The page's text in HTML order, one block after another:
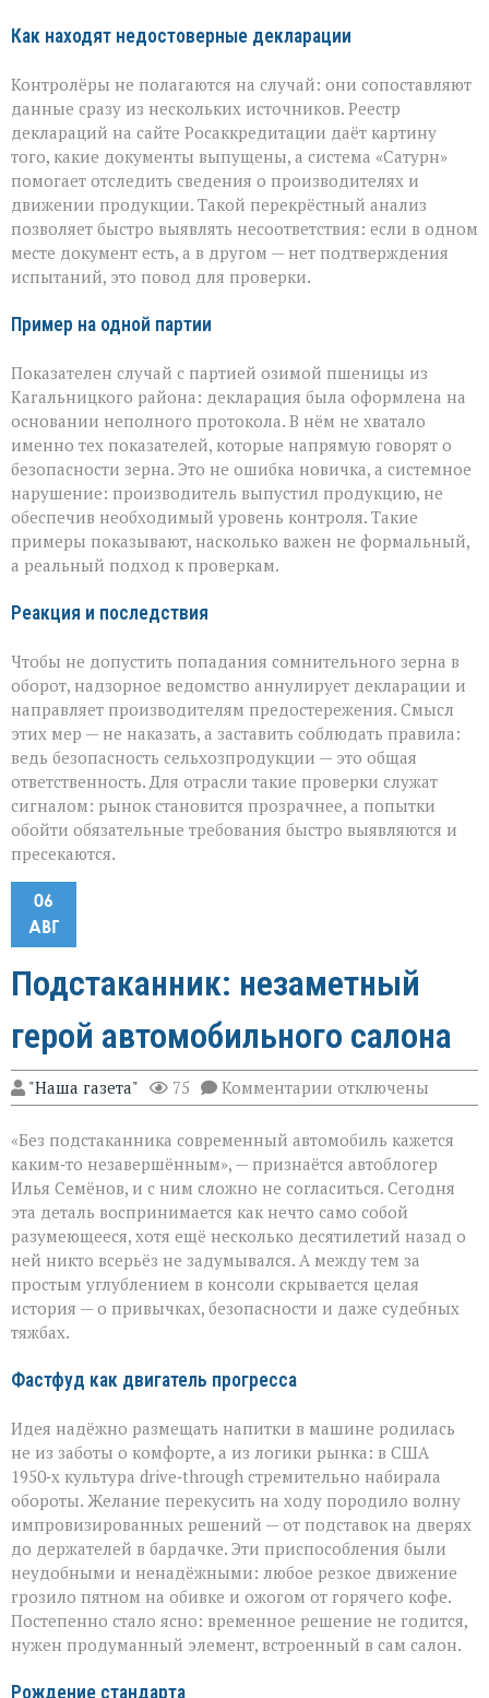
Как находят недостоверные декларации
Контролёры не полагаются на случай: они сопоставляют
данные сразу из нескольких источников. Реестр
деклараций на сайте Росаккредитации даёт картину
того, какие документы выпущены, а система «Сатурн»
помогает отследить сведения о производителях и
движении продукции. Такой перекрёстный анализ
позволяет быстро выявлять несоответствия: если в одном
месте документ есть, а в другом — нет подтверждения
испытаний, это повод для проверки.
Пример на одной партии
Показателен случай с партией озимой пшеницы из
Кагальницкого района: декларация была оформлена на
основании неполного протокола. В нём не хватало
именно тех показателей, которые напрямую говорят о
безопасности зерна. Это не ошибка новичка, а системное
нарушение: производитель выпустил продукцию, не
обеспечив необходимый уровень контроля. Такие
примеры показывают, насколько важен не формальный,
а реальный подход к проверкам.
Реакция и последствия
Чтобы не допустить попадания сомнительного зерна в
оборот, надзорное ведомство аннулирует декларации и
направляет производителям предостережения. Смысл
этих мер — не наказать, а заставить соблюдать правила:
ведь безопасность сельхозпродукции — это общая
ответственность. Для отрасли такие проверки служат
сигналом: рынок становится прозрачнее, а попытки
обойти обязательные требования быстро выявляются и
пресекаются.
06
АВГ
Подстаканник: незаметный
герой автомобильного салона
"Наша газета" 75 Комментарии к
записи
незаметный
герой
автомобильного
салона
отключены
«Без подстаканника современный автомобиль кажется
каким‑то незавершённым», — признаётся автоблогер
Илья Семёнов, и с ним сложно не согласиться. Сегодня
эта деталь воспринимается как нечто само собой
разумеющееся, хотя ещё несколько десятилетий назад о
ней никто всерьёз не задумывался. А между тем за
простым углублением в консоли скрывается целая
история — о привычках, безопасности и даже судебных
тяжбах.
Фастфуд как двигатель прогресса
Идея надёжно размещать напитки в машине родилась
не из заботы о комфорте, а из логики рынка: в США
1950‑х культура drive‑through стремительно набирала
обороты. Желание перекусить на ходу породило волну
импровизированных решений — от подставок на дверях
до держателей в бардачке. Эти приспособления были
неудобными и ненадёжными: любое резкое движение
грозило пятном на обивке и ожогом от горячего кофе.
Постепенно стало ясно: временное решение не годится,
нужен продуманный элемент, встроенный в сам салон.
Рождение стандарта